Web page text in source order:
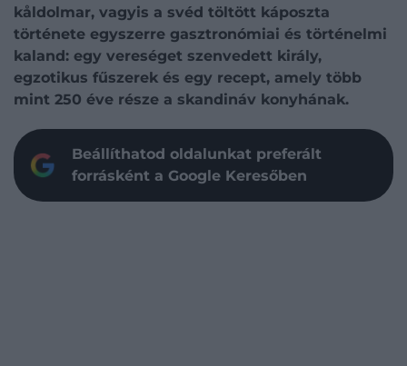
kåldolmar, vagyis a svéd töltött káposzta
története egyszerre gasztronómiai és történelmi
kaland: egy vereséget szenvedett király,
egzotikus fűszerek és egy recept, amely több
mint 250 éve része a skandináv konyhának.
Beállíthatod oldalunkat preferált
forrásként a Google Keresőben